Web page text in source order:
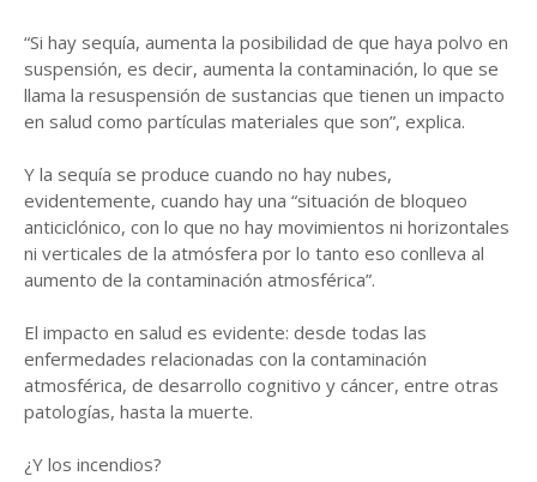
“Si hay sequía, aumenta la posibilidad de que haya polvo en
suspensión, es decir, aumenta la contaminación, lo que se
llama la resuspensión de sustancias que tienen un impacto
en salud como partículas materiales que son”, explica.
Y la sequía se produce cuando no hay nubes,
evidentemente, cuando hay una “situación de bloqueo
anticiclónico, con lo que no hay movimientos ni horizontales
ni verticales de la atmósfera por lo tanto eso conlleva al
aumento de la contaminación atmosférica”.
El impacto en salud es evidente: desde todas las
enfermedades relacionadas con la contaminación
atmosférica, de desarrollo cognitivo y cáncer, entre otras
patologías, hasta la muerte.
¿Y los incendios?